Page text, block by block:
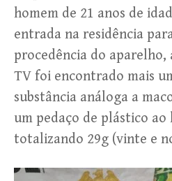
homem de 21 anos de
entrada na residência
procedência do aparelho,
TV foi encontrado mais
substância análoga a
um pedaço de plástico
totalizando 29g (vinte e